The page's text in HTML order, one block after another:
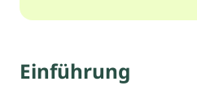
Einführung